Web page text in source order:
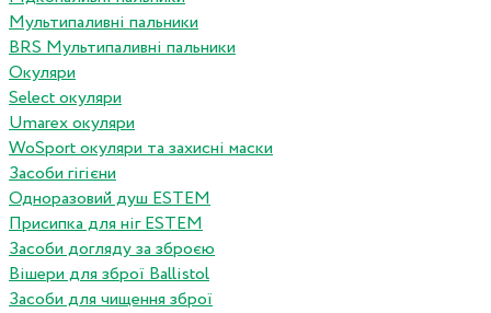
Мультипаливні пальники
BRS Мультипаливні пальники
Окуляри
Select окуляри
Umarex окуляри
WoSport окуляри та захисні маски
Засоби гігієни
Одноразовий душ ESTEM
Присипка для ніг ESTEM
Засоби догляду за зброєю
Вішери для зброї Ballistol
Засоби для чищення зброї